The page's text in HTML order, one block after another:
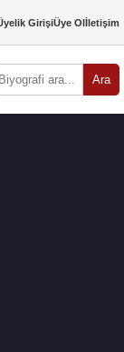
GirişiÜye Olİletişim
Ara